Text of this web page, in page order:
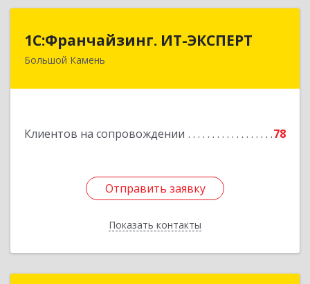
1С:Франчайзинг. ИТ-ЭКСПЕРТ
Большой Камень
Клиентов на сопровождении 78
Отправить заявку
Показать контакты
1С:Франчайзинг. ИТ-ЭКСПЕРТ
692806, Приморский край, Большой Камень г,
Отправить заявку
Назад